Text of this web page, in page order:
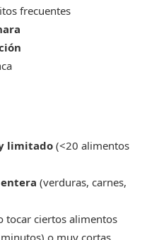
frecuentes
limitado (<20 alimentos
(verduras, carnes,
tocar ciertos alimentos
o muy cortas